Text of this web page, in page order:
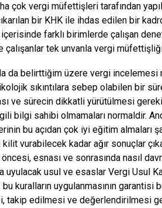
çok vergi müfettişleri tarafından
bir KHK ile ihdas edilen bir
içerisinde farklı birimlerde çalışan
çalışanlar tek unvanla vergi müfettişliği
da belirttiğim üzere vergi incelemesi
sıkıntılara sebep olabilen bir
ve sürecin dikkatli yürütülmesi
bilgi sahibi olmamaları normaldir.
bu açıdan çok iyi eğitim almaları
kilit vurabilecek kadar ağır sonuçlar
esnası ve sonrasında nasıl
uyulacak usul ve esaslar Vergi Usul
kuralların uygulanmasının garantisi
takip edilmesi ve değerlendirilmesi